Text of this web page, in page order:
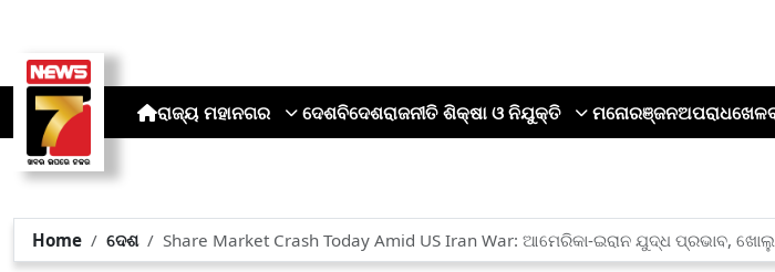
ରାଜ୍ୟ ମହାନଗର ଦେଶବିଦେଶରାଜନୀତି ଶିକ୍ଷା ଓ ନିଯୁକ୍ତି ମନୋରଞ୍ଜନଅପରାଧଖେଳ
Home ଦେଶ Share Market Crash Today Amid US Iran War: ଆମେରିକା-ଇରାନ ଯୁଦ୍ଧ ପ୍ରଭାବ,